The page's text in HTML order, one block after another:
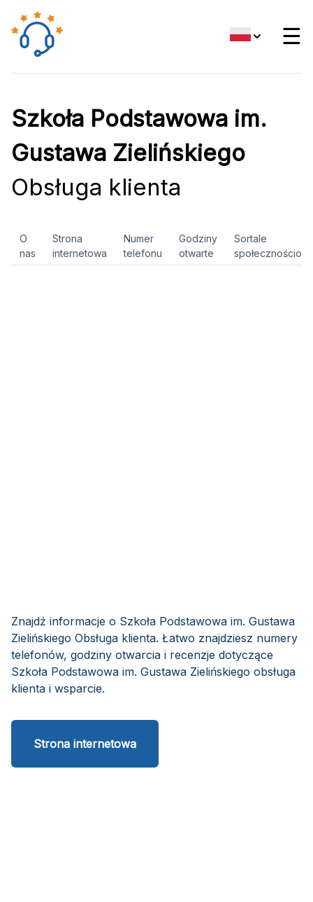
☰
Szkoła Podstawowa im.
Gustawa Zielińskiego
Obsługa klienta
O
nas
Strona
internetowa
Numer
telefonu
Godziny
otwarte
Sortale
Znajdź informacje o Szkoła Podstawowa im. Gustawa
Zielińskiego Obsługa klienta. Łatwo znajdziesz numery
telefonów, godziny otwarcia i recenzje dotyczące
Szkoła Podstawowa im. Gustawa Zielińskiego obsługa
klienta i wsparcie.
Strona internetowa